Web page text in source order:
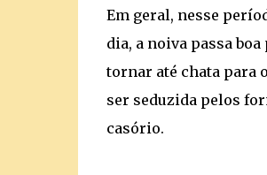
Em geral, nesse
dia, a noiva passa
tornar até chata para
ser seduzida pelos
casório.